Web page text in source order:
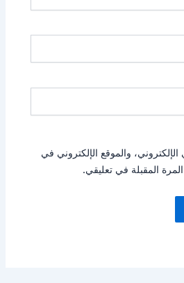
والموقع الإلكتروني في
المقبلة في تعليقي.